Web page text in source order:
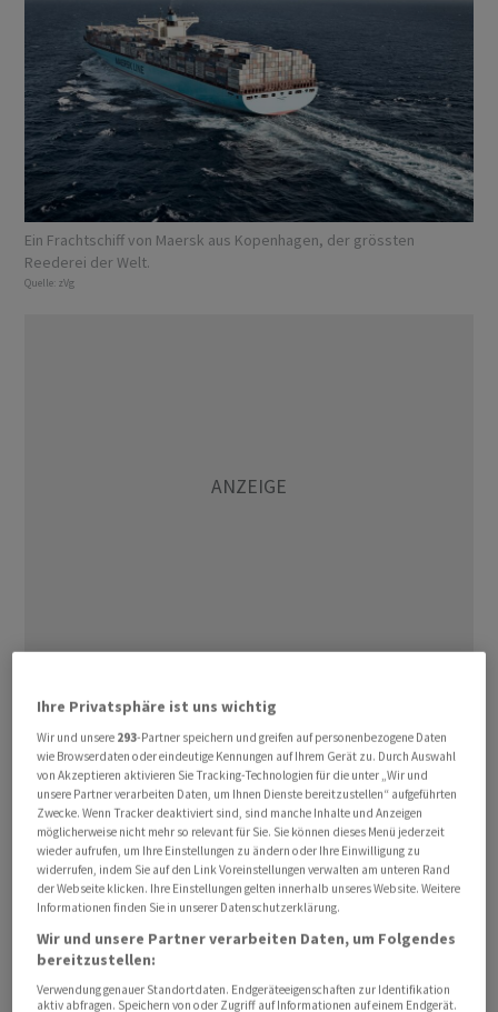
Ein Frachtschiff von Maersk aus Kopenhagen, der grössten
Reederei der Welt.
Quelle: zVg
die Sorge vor einer Talfahrt der weltweiten Konjunktur.
«Eine globale Rezession ist nicht mehr
auszuschliessen», sagte Chefökonom Thomas Gitzel von
derVP Bankam Freitag der Nachrichtenagentur
Reuters. «Der globale Handelskrieg läuft sich warm.»
China kündigte an, ab dem 10. April auf alle
amerikanischen Waren nun ebenfalls einen zusätzlichen
Zoll von 34 Prozent zu erheben - als Retourkutsche zu
den Zoll-Ankündigungen von US-Präsident Donald
Trump vom Mittwoch. Bisher habe China defensiv auf
zurückliegende US-Zollerhöhungen reagiert, sagte
Ihre Privatsphäre ist uns wichtig
Wir und unsere 293-Partner speichern und greifen auf personenbezogene Daten
wie Browserdaten oder eindeutige Kennungen auf Ihrem Gerät zu. Durch Auswahl
von Akzeptieren aktivieren Sie Tracking-Technologien für die unter „Wir und
unsere Partner verarbeiten Daten, um Ihnen Dienste bereitzustellen“ aufgeführten
Zwecke. Wenn Tracker deaktiviert sind, sind manche Inhalte und Anzeigen
möglicherweise nicht mehr so relevant für Sie. Sie können dieses Menü jederzeit
wieder aufrufen, um Ihre Einstellungen zu ändern oder Ihre Einwilligung zu
widerrufen, indem Sie auf den Link Voreinstellungen verwalten am unteren Rand
der Webseite klicken. Ihre Einstellungen gelten innerhalb unseres Website. Weitere
Informationen finden Sie in unserer Datenschutzerklärung.
Wir und unsere Partner verarbeiten Daten, um Folgendes
bereitzustellen:
Verwendung genauer Standortdaten. Endgeräteeigenschaften zur Identifikation
aktiv abfragen. Speichern von oder Zugriff auf Informationen auf einem Endgerät.